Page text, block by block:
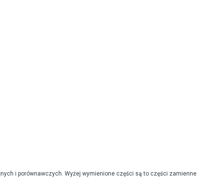
i porównawczych. Wyżej wymienione części są to części zamienne.